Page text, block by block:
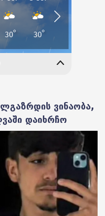
ვინაობა,
დაიხრჩო